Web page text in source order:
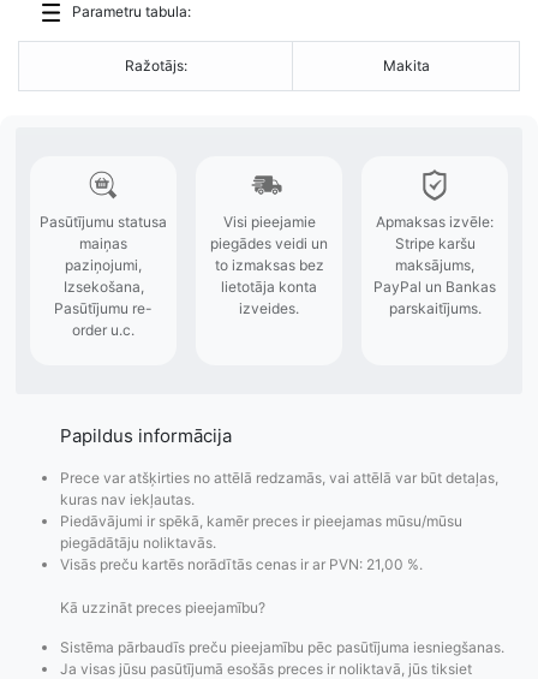
Parametru tabula:
Ražotājs: Makita
Papildus informācija
Prece var atšķirties no attēlā redzamās, vai attēlā var būt detaļas,
kuras nav iekļautas.
Piedāvājumi ir spēkā, kamēr preces ir pieejamas mūsu/mūsu
piegādātāju noliktavās.
Visās preču kartēs norādītās cenas ir ar PVN: 21,00 %.
Kā uzzināt preces pieejamību?
Sistēma pārbaudīs preču pieejamību pēc pasūtījuma iesniegšanas.
Ja visas jūsu pasūtījumā esošās preces ir noliktavā, jūs tiksiet